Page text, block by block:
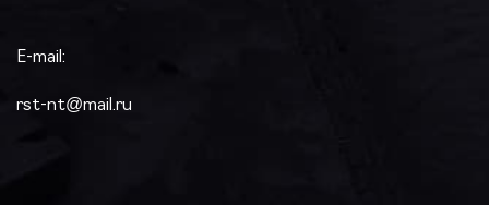
E-mail:
rst-nt@mail.ru